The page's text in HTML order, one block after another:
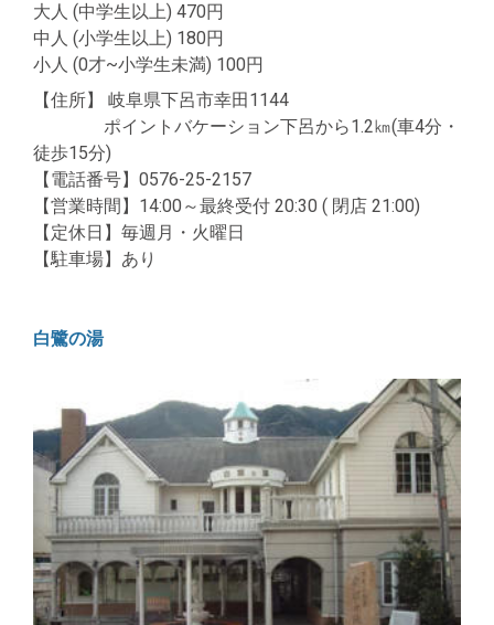
大人 (中学生以上) 470円
中人 (小学生以上) 180円
小人 (0才~小学生未満) 100円
【住所】 岐阜県下呂市幸田1144
ポイントバケーション下呂から1.2㎞(車4分・
徒歩15分)
【電話番号】0576-25-2157
【営業時間】14:00～最終受付 20:30 ( 閉店 21:00)
【定休日】毎週月・火曜日
【駐車場】あり
白鷺の湯